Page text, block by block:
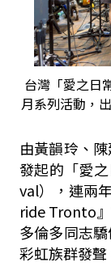
台灣「愛之日
月系列活動，
由黃韻玲、
發起的「愛
val），連兩
ride Tronto
多倫多同志
彩虹族群發聲